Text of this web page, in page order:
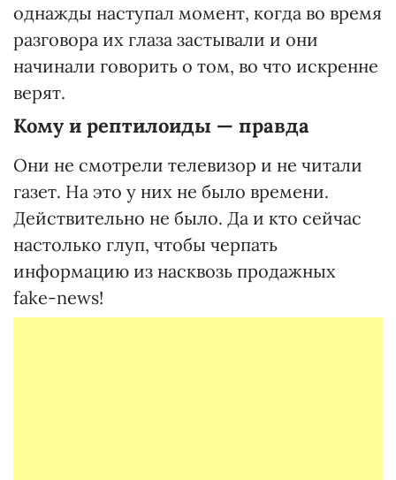
однажды наступал момент, когда во время
разговора их глаза застывали и они
начинали говорить о том, во что искренне
верят.
Кому и рептилоиды — правда
Они не смотрели телевизор и не читали
газет. На это у них не было времени.
Действительно не было. Да и кто сейчас
настолько глуп, чтобы черпать
информацию из насквозь продажных
fake-news!